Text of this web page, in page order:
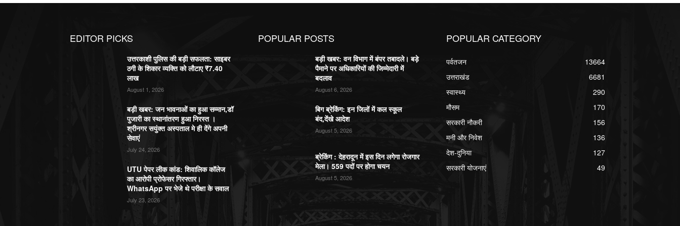
EDITOR PICKS
उत्तरकाशी पुलिस की बड़ी सफलता: साइबर
ठगी के शिकार व्यक्ति को लौटाए ₹7.40
लाख
August 1, 2026
बड़ी खबर: जन भावनाओं का हुआ सम्मान,डॉ
पुजारी का स्थानांतरण हुआ निरस्त ।
श्रीनगर सयुंक्त अस्पताल मे ही देंगे अपनी
सेवाएं
July 24, 2026
UTU पेपर लीक कांड: शिवालिक कॉलेज
का आरोपी प्रोफेसर गिरफ्तार।
WhatsApp पर भेजे थे परीक्षा के सवाल
July 23, 2026
POPULAR POSTS
बड़ी खबर: वन विभाग में बंपर तबादले। बड़े
पैमाने पर अधिकारियों की जिम्मेदारी में
बदलाव
August 6, 2026
बिग ब्रेकिंग: इन जिलों में कल स्कूल
बंद,देंखे आदेश
August 5, 2026
ब्रेकिंग : देहरादून में इस दिन लगेगा रोजगार
मेला। 559 पदों पर होगा चयन
August 5, 2026
POPULAR CATEGORY
पर्वतजन
13664
उत्तराखंड
6681
स्वास्थ्य
290
मौसम
170
सरकारी नौकरी
156
मनी और निवेश
136
देश-दुनिया
127
सरकारी योजनाएं
49